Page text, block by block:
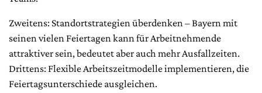
Zweitens: Standortstrategien überdenken – Bayern mit
seinen vielen Feiertagen kann für Arbeitnehmende
attraktiver sein, bedeutet aber auch mehr Ausfallzeiten.
Drittens: Flexible Arbeitszeitmodelle implementieren, die
Feiertagsunterschiede ausgleichen.